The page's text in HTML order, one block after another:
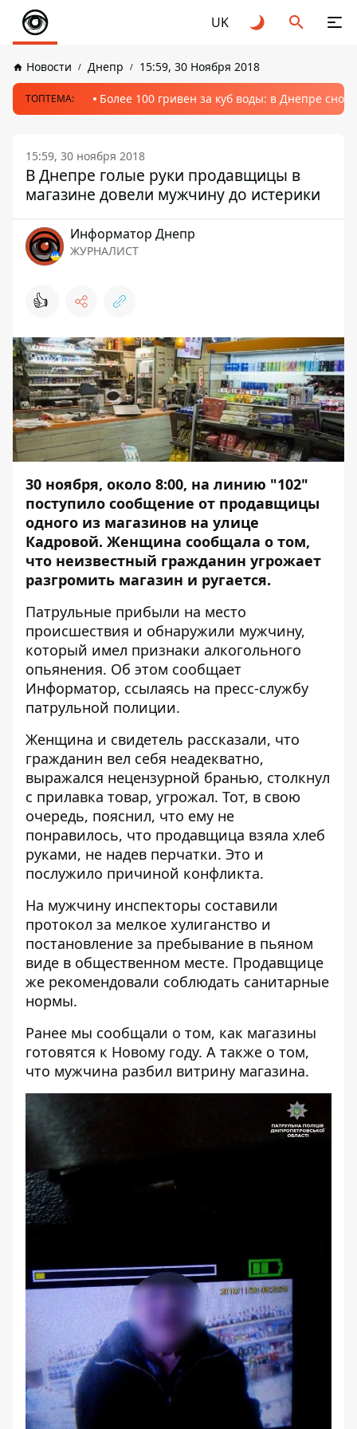
UK
Новости Днепр 15:59, 30 Ноября 2018
ТОПТЕМА: Более 100 гривен за куб воды: в Днепре
15:59, 30 ноября 2018
В Днепре голые руки продавщицы в
магазине довели мужчину до истерики
Информатор Днепр
ЖУРНАЛИСТ
👍
30 ноября, около 8:00, на линию "102"
поступило сообщение от продавщицы
одного из магазинов на улице
Кадровой. Женщина сообщала о том,
что неизвестный гражданин угрожает
разгромить магазин и ругается.
Патрульные прибыли на место
происшествия и обнаружили мужчину,
который имел признаки алкогольного
опьянения. Об этом сообщает
Информатор, ссылаясь на пресс-службу
патрульной полиции.
Женщина и свидетель рассказали, что
гражданин вел себя неадекватно,
выражался нецензурной бранью, столкнул
с прилавка товар, угрожал. Тот, в свою
очередь, пояснил, что ему не
понравилось, что продавщица взяла хлеб
руками, не надев перчатки. Это и
послужило причиной конфликта.
На мужчину инспекторы составили
протокол за мелкое хулиганство и
постановление за пребывание в пьяном
виде в общественном месте. Продавщице
же рекомендовали соблюдать санитарные
нормы.
Ранее мы сообщали о том, как магазины
готовятся к Новому году. А также о том,
что мужчина разбил витрину магазина.